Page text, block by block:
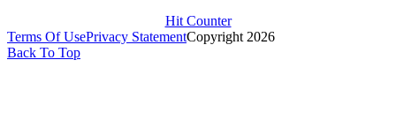
Hit Counter
Terms Of UsePrivacy StatementCopyright 2026
Back To Top